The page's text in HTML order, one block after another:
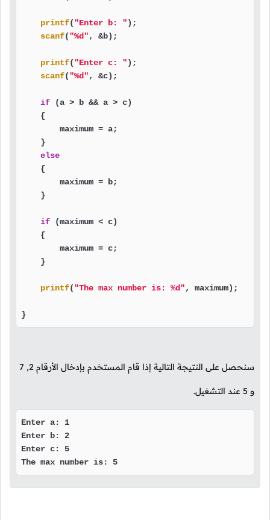
printf("Enter b: ");
scanf("%d", &b);
printf("Enter c: ");
scanf("%d", &c);
if (a > b && a > c)
    {
        maximum = a;
    }
else
    {
        maximum = b;
    }
if (maximum < c)
    {
        maximum = c;
    }
printf("The max number is: %d", maximum);
}
سنحصل على النتيجة التالية إذا قام المستخدم بإدخال الأرقام 2
,
7
و 5 عند التشغيل.
Enter a: 1
Enter b: 2
Enter c: 5
The max number is: 5